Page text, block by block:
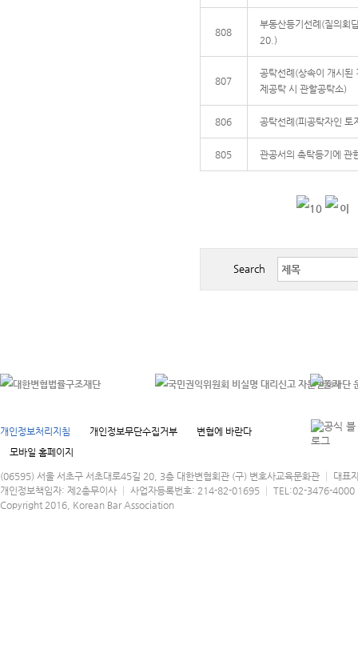
808
부동산등기선례(질의
20.)
807
공탁선례(상속이 개시된
제공탁 시 관할공탁소)
806 공탁선례(피공탁자인 토
805 관공서의 촉탁등기에 관
Search
개인정보처리지침 개인정보무단수집거부
변협에 바란다
모바일 홈페이지
(06595) 서울 서초구 서초대로45길 20, 3층 대한변협회관 (구) 변호사교육문화관 │ 대표
개인정보책임자: 제2총무이사 │ 사업자등록번호: 214-82-01695 │ TEL:02-3476-
Copyright 2016, Korean Bar Association